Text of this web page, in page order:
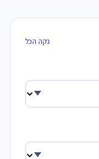
נקה הכל